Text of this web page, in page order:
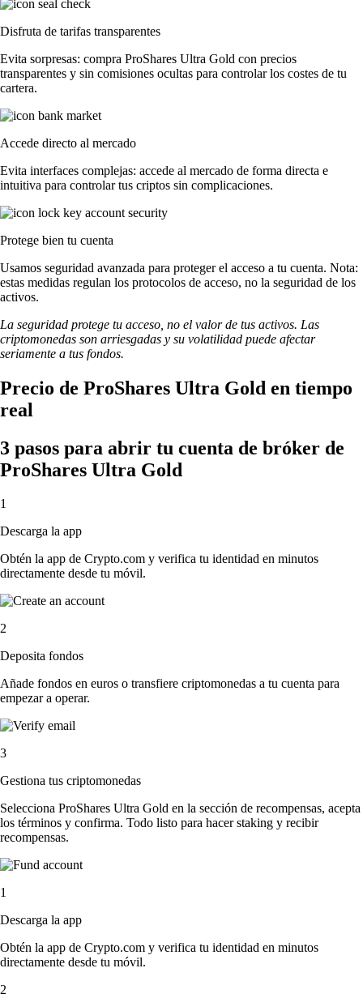
Disfruta de tarifas transparentes
Evita sorpresas: compra ProShares Ultra Gold con precios
transparentes y sin comisiones ocultas para controlar los costes de tu
cartera.
Accede directo al mercado
Evita interfaces complejas: accede al mercado de forma directa e
intuitiva para controlar tus criptos sin complicaciones.
Protege bien tu cuenta
Usamos seguridad avanzada para proteger el acceso a tu cuenta. Nota:
estas medidas regulan los protocolos de acceso, no la seguridad de los
activos.
La seguridad protege tu acceso, no el valor de tus activos. Las
criptomonedas son arriesgadas y su volatilidad puede afectar
seriamente a tus fondos.
Precio de ProShares Ultra Gold en tiempo
real
3 pasos para abrir tu cuenta de bróker de
ProShares Ultra Gold
1
Descarga la app
Obtén la app de Crypto.com y verifica tu identidad en minutos
directamente desde tu móvil.
2
Deposita fondos
Añade fondos en euros o transfiere criptomonedas a tu cuenta para
empezar a operar.
3
Gestiona tus criptomonedas
Selecciona ProShares Ultra Gold en la sección de recompensas, acepta
los términos y confirma. Todo listo para hacer staking y recibir
recompensas.
1
Descarga la app
Obtén la app de Crypto.com y verifica tu identidad en minutos
directamente desde tu móvil.
2